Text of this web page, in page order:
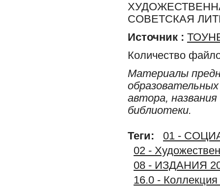
СОВЕТСКАЯ
Источник :
Количество
Материалы
автора,
библиотеки.
Теги:
01 -
02 -
08 - ИЗДАНИЯ
16.0 -